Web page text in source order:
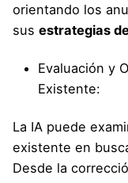
orientando los
sus estrategias
Evaluación y
Existente:
La IA puede
existente en
Desde la